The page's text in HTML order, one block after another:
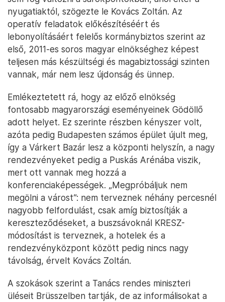
nyugatiaktól, szögezte le Kovács Zoltán. Az
operatív feladatok előkészítéséért és
lebonyolításáért felelős kormánybiztos szerint az
első, 2011-es soros magyar elnökséghez képest
teljesen más készültségi és magabiztossági szinten
vannak, már nem lesz újdonság és ünnep.
Emlékeztetett rá, hogy az előző elnökség
fontosabb magyarországi eseményeinek Gödöllő
adott helyet. Ez szerinte részben kényszer volt,
azóta pedig Budapesten számos épület újult meg,
így a Várkert Bazár lesz a központi helyszín, a nagy
rendezvényeket pedig a Puskás Arénába viszik,
mert ott vannak meg hozzá a
konferenciaképességek. „Megpróbáljuk nem
megölni a várost”: nem terveznek néhány percesnél
nagyobb felfordulást, csak amíg biztosítják a
kereszteződéseket, a buszsávoknál KRESZ-
módosítást is terveznek, a hotelek és a
rendezvényközpont között pedig nincs nagy
távolság, érvelt Kovács Zoltán.
A szokások szerint a Tanács rendes miniszteri
üléseit Brüsszelben tartják, de az informálisokat a